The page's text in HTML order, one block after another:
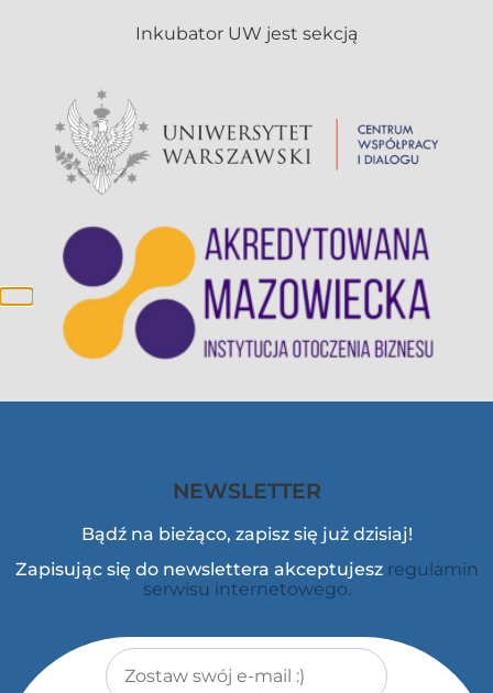
NEWSLETTER
Bądź na bieżąco, zapisz się już dzisiaj!
Zapisując się do newslettera akceptujesz regulamin
serwisu internetowego.
Adres e-mail*